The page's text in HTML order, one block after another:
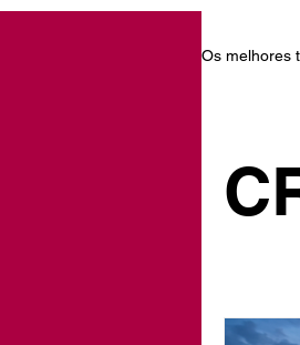
Os melhores